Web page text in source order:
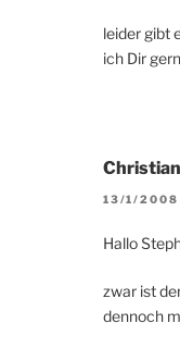
leider gibt
ich Dir
Christian
13/1/2008
Hallo
zwar ist
dennoch